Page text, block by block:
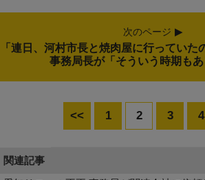
次のページ
「連日、河村市長と焼肉屋に行っていた
事務局長が「そういう時期もあ
<< 1 2 3 4
関連記事